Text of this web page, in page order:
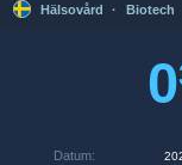
Hälsovård · Biotech
0
Datum: